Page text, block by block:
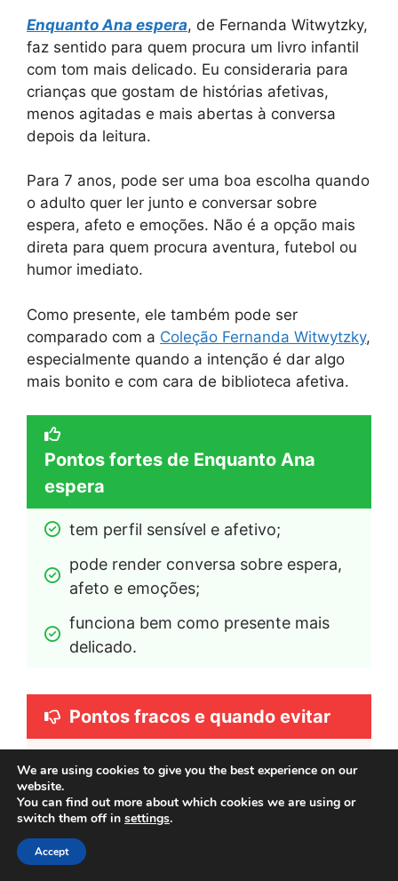
Enquanto Ana espera, de Fernanda Witwytzky,
faz sentido para quem procura um livro infantil
com tom mais delicado. Eu consideraria para
crianças que gostam de histórias afetivas,
menos agitadas e mais abertas à conversa
depois da leitura.
Para 7 anos, pode ser uma boa escolha quando
o adulto quer ler junto e conversar sobre
espera, afeto e emoções. Não é a opção mais
direta para quem procura aventura, futebol ou
humor imediato.
Como presente, ele também pode ser
comparado com a Coleção Fernanda Witwytzky,
especialmente quando a intenção é dar algo
mais bonito e com cara de biblioteca afetiva.
Pontos fortes de Enquanto Ana
espera
tem perfil sensível e afetivo;
pode render conversa sobre espera,
afeto e emoções;
funciona bem como presente mais
delicado.
Pontos fracos e quando evitar
não é a opção mais direta para quem
quer humor imediato;
We are using cookies to give you the best experience on our
website.
You can find out more about which cookies we are using or
switch them off in settings.
Accept